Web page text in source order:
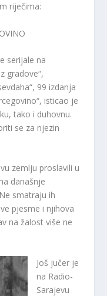
riječima:
serijale na
gradove“,
99 izdanja
isticao je
tako i duhovnu.
se za njezin
zemlju proslavili u
današnje
smatraju ih
pjesme i njihova
na žalost više ne
Još jučer je
na Radio-
Sarajevu